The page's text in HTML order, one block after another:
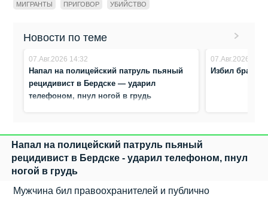
МИГРАНТЫ ПРИГОВОР УБИЙСТВО
Новости по теме
07.Авг.2026 14:32
Напал на полицейский патруль пьяный
рецидивист в Бердске — ударил
телефоном, пнул ногой в грудь
07.Авг.2026
Избил брата
Напал на полицейский патруль пьяный
рецидивист в Бердске - ударил телефоном, пнул
ногой в грудь
Мужчина бил правоохранителей и публично